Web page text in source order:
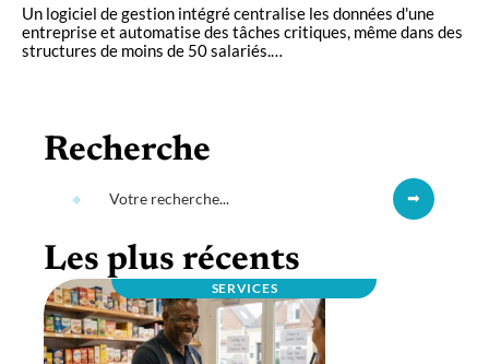
Un logiciel de gestion intégré centralise les données d'une
entreprise et automatise des tâches critiques, même dans des
structures de moins de 50 salariés.
Recherche
Les plus récents
SERVICES